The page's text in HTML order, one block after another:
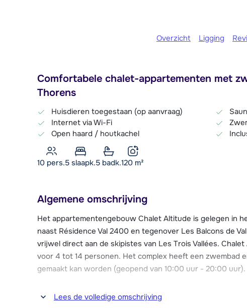
Overzicht Ligging
Comfortabele chalet-appartementen met
Thorens
Huisdieren toegestaan (op aanvraag)
Internet via Wi-Fi
Open haard / houtkachel
10 pers.5 slaapk.5 badk.120 m²
Algemene omschrijving
Het appartementengebouw Chalet Altitude is gelegen in
naast Résidence Val 2400 en tegenover Les Balcons de
vrijwel direct aan de skipistes van Les Trois Vallées.
voor 4 tot 14 personen. Het complex heeft een zwembad
gemaakt kan worden (geopend van 10:00 uur - 20:00 uur).
De piste loopt boven de appartementen langs, hierdoor is
Lees de volledige omschrijving